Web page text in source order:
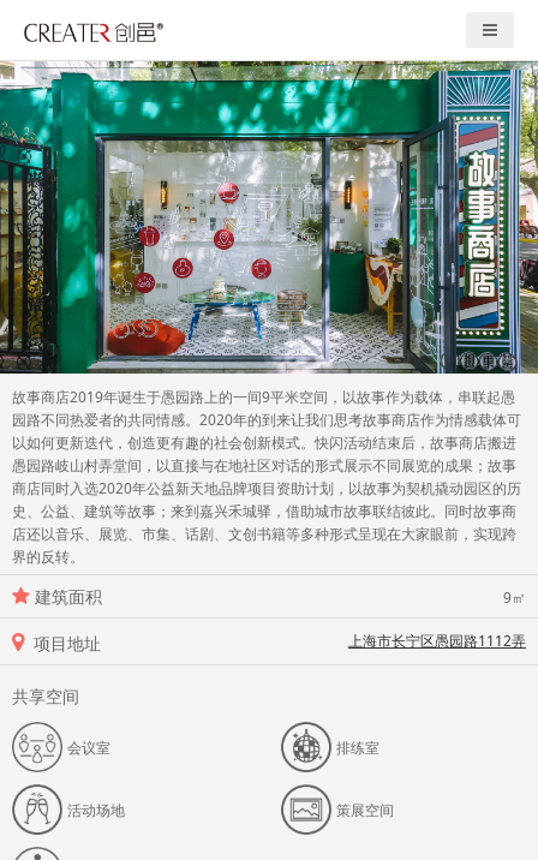
故事商店2019年诞生于愚园路上的一间9平米空间，以故事作为载体，串联起愚
园路不同热爱者的共同情感。2020年的到来让我们思考故事商店作为情感载体可
以如何更新迭代，创造更有趣的社会创新模式。快闪活动结束后，故事商店搬进
愚园路岐山村弄堂间，以直接与在地社区对话的形式展示不同展览的成果；故事
商店同时入选2020年公益新天地品牌项目资助计划，以故事为契机撬动园区的历
史、公益、建筑等故事；来到嘉兴禾城驿，借助城市故事联结彼此。同时故事商
店还以音乐、展览、市集、话剧、文创书籍等多种形式呈现在大家眼前，实现跨
界的反转。
建筑面积 9㎡
项目地址 上海市长宁区愚园路1112弄
共享空间
会议室 排练室
活动场地 策展空间